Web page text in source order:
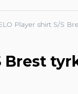
Player shirt S/S
Brest